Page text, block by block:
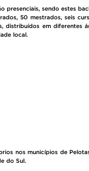
presenciais, sendo estes
50 mestrados, seis
distribuídos em diferentes
local.
nos municípios de
do Sul.